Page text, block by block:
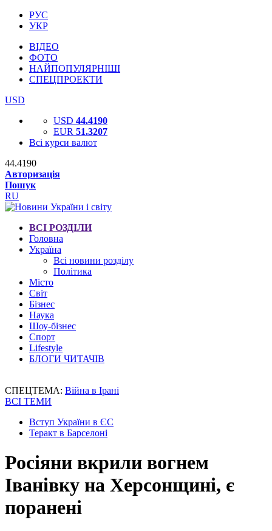
РУС
УКР
ВІДЕО
ФОТО
НАЙПОПУЛЯРНІШІ
СПЕЦПРОЕКТИ
USD
USD 44.4190
EUR 51.3207
Всі курси валют
44.4190
Авторизація
Пошук
RU
ВСІ РОЗДІЛИ
Головна
Україна
Всі новини розділу
Політика
Місто
Світ
Бізнес
Наука
Шоу-бізнес
Спорт
Lifestyle
БЛОГИ ЧИТАЧІВ
СПЕЦТЕМА: Війна в Ірані
ВСІ ТЕМИ
Вступ України в ЄС
Теракт в Барселоні
Росіяни вкрили вогнем
Іванівку на Херсонщині, є
поранені